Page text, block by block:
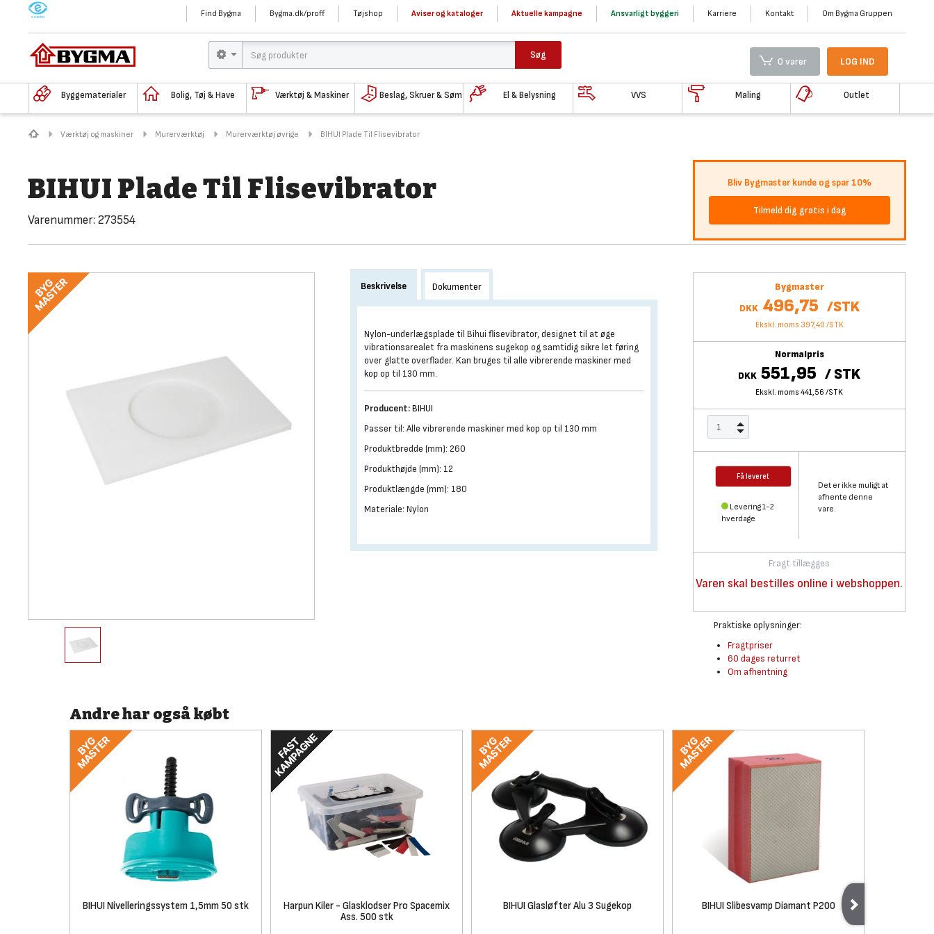
M Find Bygma Bygma.dk/proff Tøjshop Aviser og kataloger Aktuelle kampagne Ansvarligt byggeri Karriere Kontakt Om Bygma Gruppen
Søg
0 varer LOG IND
Byggematerialer Bolig, Tøj & Have Værktøj & Maskiner Beslag, Skruer & Søm El & Belysning VVS Maling Outlet
Værktøj og maskiner Murerværktøj Murerværktøj øvrige BIHUI Plade Til Flisevibrator
BIHUI Plade Til Flisevibrator
Varenummer: 273554
Bliv Bygmaster kunde og spar 10%
Tilmeld dig gratis i dag
Bygmaster
DKK 496,75 /STK
Ekskl. moms 397,40 /STK
Normalpris
DKK 551,95 /STK
Ekskl. moms 441,56 /STK
Få leveret
Levering 1-2
hverdage
Det er ikke muligt at
afhente denne
vare.
Fragt tillægges
Varen skal bestilles online i webshoppen.
Praktiske oplysninger:
Fragtpriser
60 dages returret
Om afhentning
Beskrivelse Dokumenter
Nylon-underlægsplade til Bihui flisevibrator, designet til at øge
vibrationsarealet fra maskinens sugekop og samtidig sikre let føring
over glatte overflader. Kan bruges til alle vibrerende maskiner med
kop op til 130 mm.
Producent:BIHUI
Passer til: Alle vibrerende maskiner med kop op til 130 mm
Produktbredde (mm): 260
Produkthøjde (mm): 12
Produktlængde (mm): 180
Materiale: Nylon
Andre har også købt
BIHUI Nivelleringssystem 1,5mm 50 stk
Harpun Kiler - Glasklodser Pro Spacemix
Ass. 500 stk
BIHUI Glasløfter Alu 3 Sugekop BIHUI Slibesvamp Diamant P200